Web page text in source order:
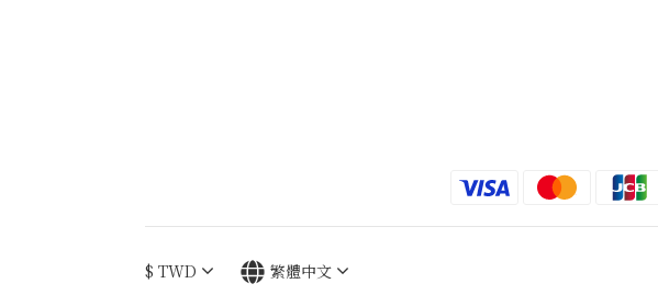
$ TWD 繁體中文